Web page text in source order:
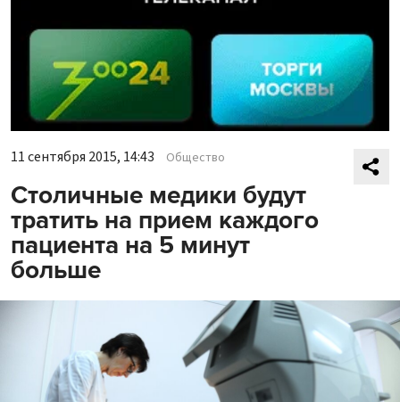
11 сентября 2015, 14:43 Общество
Столичные медики будут
тратить на прием каждого
пациента на 5 минут
больше